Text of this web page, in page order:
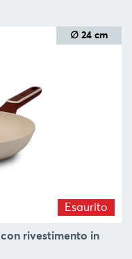
∅ 24 cm
Esaurito
rivestimento in